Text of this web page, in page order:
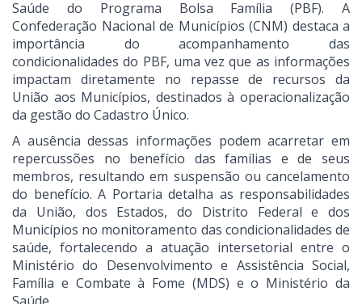
Saúde do Programa Bolsa Família (PBF). A
Confederação Nacional de Municípios (CNM) destaca a
importância do acompanhamento das
condicionalidades do PBF, uma vez que as informações
impactam diretamente no repasse de recursos da
União aos Municípios, destinados à operacionalização
da gestão do Cadastro Único.
A ausência dessas informações podem acarretar em
repercussões no benefício das famílias e de seus
membros, resultando em suspensão ou cancelamento
do benefício. A Portaria detalha as responsabilidades
da União, dos Estados, do Distrito Federal e dos
Municípios no monitoramento das condicionalidades de
saúde, fortalecendo a atuação intersetorial entre o
Ministério do Desenvolvimento e Assistência Social,
Família e Combate à Fome (MDS) e o Ministério da